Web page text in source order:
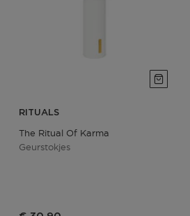
RITUALS
The Ritual Of Karma
Geurstokjes